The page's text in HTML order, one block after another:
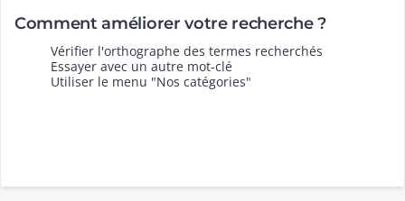
Comment améliorer votre recherche ?
Vérifier l'orthographe des termes recherchés
Essayer avec un autre mot-clé
Utiliser le menu "Nos catégories"